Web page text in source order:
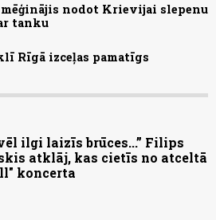
nodot Krievijai slepenu
tanku
Rīgā izceļas pamatīgs
ilgi laizīs brūces...” Filips
atklāj, kas cietīs no atceltā
koncerta